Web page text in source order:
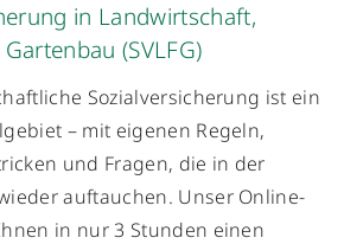
in Landwirtschaft,
(SVLFG)
Sozialversicherung ist ein
– mit eigenen Regeln,
und Fragen, die in der
auftauchen. Unser Online-
in nur 3 Stunden einen